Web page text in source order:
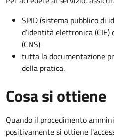
SPID (sistema pubblico di
d’identità elettronica
(CNS)
tutta la documentazione
della pratica.
Cosa si ottiene
Quando il procedimento
positivamente si ottiene